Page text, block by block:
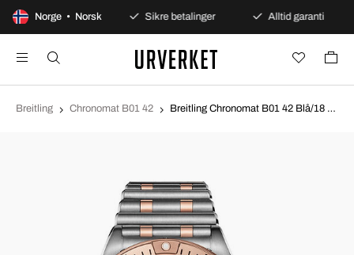
Norge • Norsk
dagers åpent kjøp Sikre betalinger Alltid garanti
Breitling Chronomat B01 42 Breitling Chronomat B01 42 Blå/18 karat rosé gull Ø42 mm UB0134101C1U1